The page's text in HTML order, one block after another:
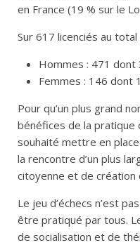
en France (19 % sur le
Sur 617 licenciés au
Hommes : 471 dont
Femmes : 146 dont
Pour qu’un plus grand
bénéfices de la pratique
souhaité mettre en
la rencontre d’un plus
citoyenne et de création
Le jeu d’échecs n’est
être pratiqué par tous.
de socialisation et de